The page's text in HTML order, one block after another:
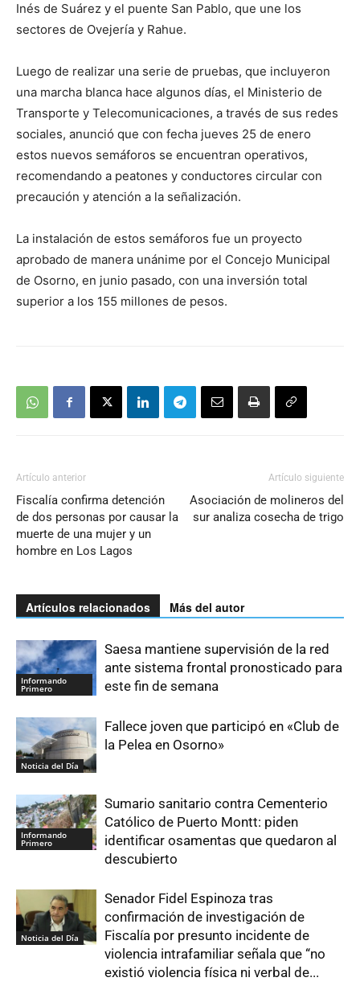
Inés de Suárez y el puente San Pablo, que une los
sectores de Ovejería y Rahue.
Luego de realizar una serie de pruebas, que incluyeron
una marcha blanca hace algunos días, el Ministerio de
Transporte y Telecomunicaciones, a través de sus redes
sociales, anunció que con fecha jueves 25 de enero
estos nuevos semáforos se encuentran operativos,
recomendando a peatones y conductores circular con
precaución y atención a la señalización.
La instalación de estos semáforos fue un proyecto
aprobado de manera unánime por el Concejo Municipal
de Osorno, en junio pasado, con una inversión total
superior a los 155 millones de pesos.
Artículo anterior
Fiscalía confirma detención
de dos personas por causar la
muerte de una mujer y un
hombre en Los Lagos
Artículo siguiente
Asociación de molineros del
sur analiza cosecha de trigo
Artículos relacionados Más del autor
Informando
Primero
Saesa mantiene supervisión de la red
ante sistema frontal pronosticado para
este fin de semana
Noticia del Día
Fallece joven que participó en «Club de
la Pelea en Osorno»
Informando
Primero
Sumario sanitario contra Cementerio
Católico de Puerto Montt: piden
identificar osamentas que quedaron al
descubierto
Noticia del Día
Senador Fidel Espinoza tras
confirmación de investigación de
Fiscalía por presunto incidente de
violencia intrafamiliar señala que “no
existió violencia física ni verbal de...